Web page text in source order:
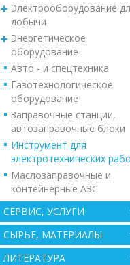
Электрооборудование
добычи
Энергетическое
оборудование
Авто - и спецтехника
Газотехнологическое
оборудование
Заправочные станции,
автозаправочные блоки
Инструмент для
электротехнических
Маслозаправочные и
контейнерные АЗС
СЕРВИС, УСЛУГИ
СЫРЬЕ, МАТЕРИАЛЫ
ЛИТЕРАТУРА